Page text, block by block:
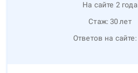
На сайте 2 года
Стаж: 30лет
Ответов на сайте: